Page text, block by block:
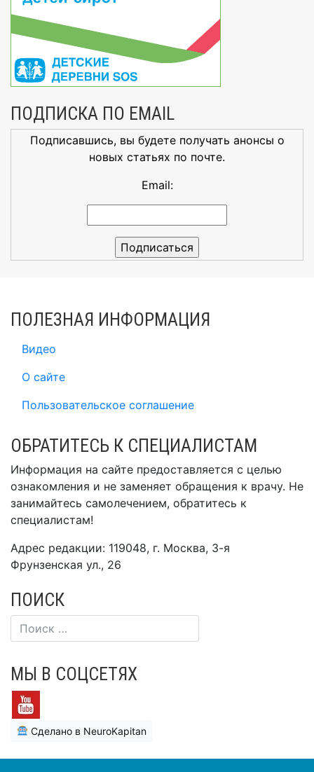
ПОДПИСКА ПО EMAIL
Подписавшись, вы будете получать анонсы о
новых статьях по почте.
Email:
ПОЛЕЗНАЯ ИНФОРМАЦИЯ
Видео
О сайте
Пользовательское соглашение
ОБРАТИТЕСЬ К СПЕЦИАЛИСТАМ
Информация на сайте предоставляется с целью
ознакомления и не заменяет обращения к врачу. Не
занимайтесь самолечением, обратитесь к
специалистам!
Адрес редакции: 119048, г. Москва, 3-я
Фрунзенская ул., 26
ПОИСК
МЫ В СОЦСЕТЯХ
Сделано в NeuroKapitan